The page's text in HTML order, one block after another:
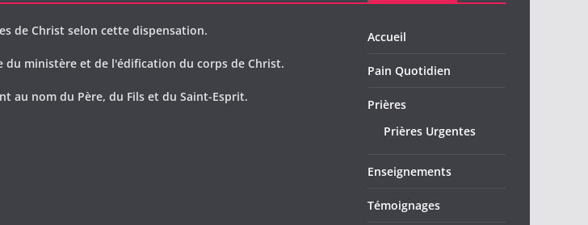
de Christ selon cette dispensation.
du ministère et de l'édification du corps de Christ.
au nom du Père, du Fils et du Saint-Esprit.
Accueil
Pain Quotidien
Prières
Prières Urgentes
Enseignements
Témoignages